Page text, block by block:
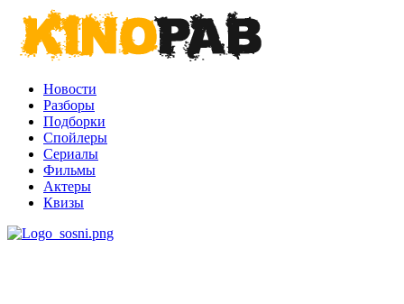
Новости
Разборы
Подборки
Спойлеры
Сериалы
Фильмы
Актеры
Квизы